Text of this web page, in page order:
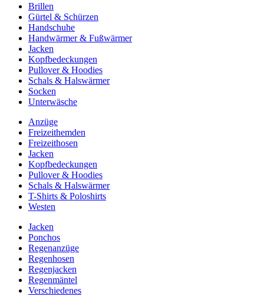
Brillen
Gürtel & Schürzen
Handschuhe
Handwärmer & Fußwärmer
Jacken
Kopfbedeckungen
Pullover & Hoodies
Schals & Halswärmer
Socken
Unterwäsche
Anzüge
Freizeithemden
Freizeithosen
Jacken
Kopfbedeckungen
Pullover & Hoodies
Schals & Halswärmer
T-Shirts & Poloshirts
Westen
Jacken
Ponchos
Regenanzüge
Regenhosen
Regenjacken
Regenmäntel
Verschiedenes